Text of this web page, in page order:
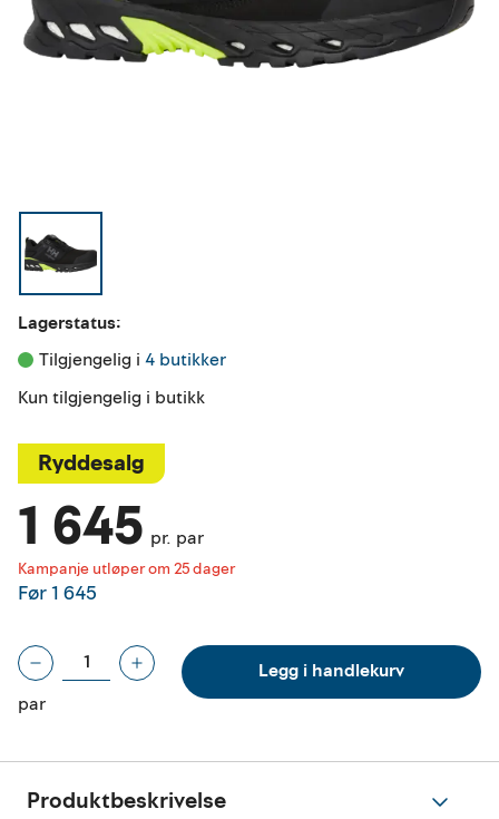
Lagerstatus:
Tilgjengelig i 4 butikker
Kun tilgjengelig i butikk
Ryddesalg
Kampanje utløper om 25 dager
1 645 pr. par
Før1 645
par
Legg i handlekurv
Produktbeskrivelse